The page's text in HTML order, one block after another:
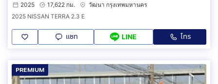
2025
17,622 กม.
วัฒนา กรุงเทพมหานคร
2025 NISSAN TERRA 2.3 E
แชท LINE โทร
PREMIUM